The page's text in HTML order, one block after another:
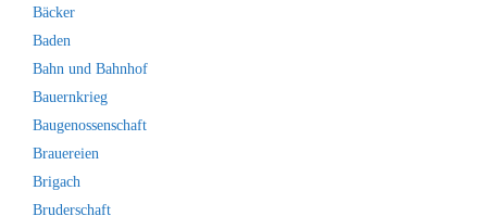
Bäcker
Baden
Bahn und Bahnhof
Bauernkrieg
Baugenossenschaft
Brauereien
Brigach
Bruderschaft